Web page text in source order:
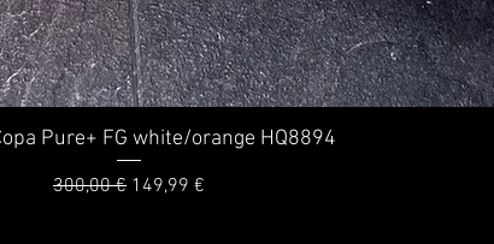
Schnellansicht
Pure+ FG white/orange HQ8894
Standardpreis
300,00 € Sale-Preis
149,99 €